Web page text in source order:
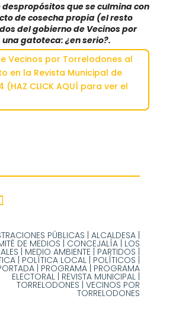
despropósitos que se culmina con
de cosecha propia (el resto
del gobierno de Vecinos por
gatoteca: ¿en serio?.
Vecinos por Torrelodones al
en la Revista Municipal de
CLICK AQUÍ para ver el
PÚBLICAS |ALCALDESA
DE MEDIOS CONCEJALÍA LOS
MEDIO AMBIENTE PARTIDOS
POLÍTICA LOCAL POLÍTICOS
PROGRAMA PROGRAMA
ELECTORAL REVISTA MUNICIPAL
TORRELODONES |VECINOS POR
TORRELODONES